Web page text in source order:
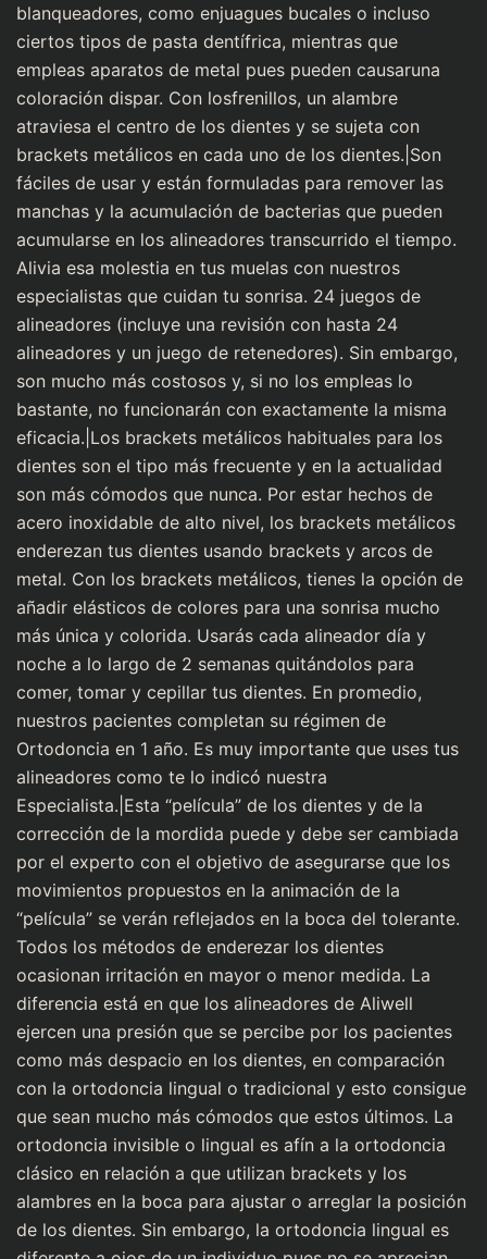
blanqueadores, como enjuagues bucales o incluso
ciertos tipos de pasta dentífrica, mientras que
empleas aparatos de metal pues pueden causaruna
coloración dispar. Con losfrenillos, un alambre
atraviesa el centro de los dientes y se sujeta con
brackets metálicos en cada uno de los dientes.|Son
fáciles de usar y están formuladas para remover las
manchas y la acumulación de bacterias que pueden
acumularse en los alineadores transcurrido el tiempo.
Alivia esa molestia en tus muelas con nuestros
especialistas que cuidan tu sonrisa. 24 juegos de
alineadores (incluye una revisión con hasta 24
alineadores y un juego de retenedores). Sin embargo,
son mucho más costosos y, si no los empleas lo
bastante, no funcionarán con exactamente la misma
eficacia.|Los brackets metálicos habituales para los
dientes son el tipo más frecuente y en la actualidad
son más cómodos que nunca. Por estar hechos de
acero inoxidable de alto nivel, los brackets metálicos
enderezan tus dientes usando brackets y arcos de
metal. Con los brackets metálicos, tienes la opción de
añadir elásticos de colores para una sonrisa mucho
más única y colorida. Usarás cada alineador día y
noche a lo largo de 2 semanas quitándolos para
comer, tomar y cepillar tus dientes. En promedio,
nuestros pacientes completan su régimen de
Ortodoncia en 1 año. Es muy importante que uses tus
alineadores como te lo indicó nuestra
Especialista.|Esta “película” de los dientes y de la
corrección de la mordida puede y debe ser cambiada
por el experto con el objetivo de asegurarse que los
movimientos propuestos en la animación de la
“película” se verán reflejados en la boca del tolerante.
Todos los métodos de enderezar los dientes
ocasionan irritación en mayor o menor medida. La
diferencia está en que los alineadores de Aliwell
ejercen una presión que se percibe por los pacientes
como más despacio en los dientes, en comparación
con la ortodoncia lingual o tradicional y esto consigue
que sean mucho más cómodos que estos últimos. La
ortodoncia invisible o lingual es afín a la ortodoncia
clásico en relación a que utilizan brackets y los
alambres en la boca para ajustar o arreglar la posición
de los dientes. Sin embargo, la ortodoncia lingual es